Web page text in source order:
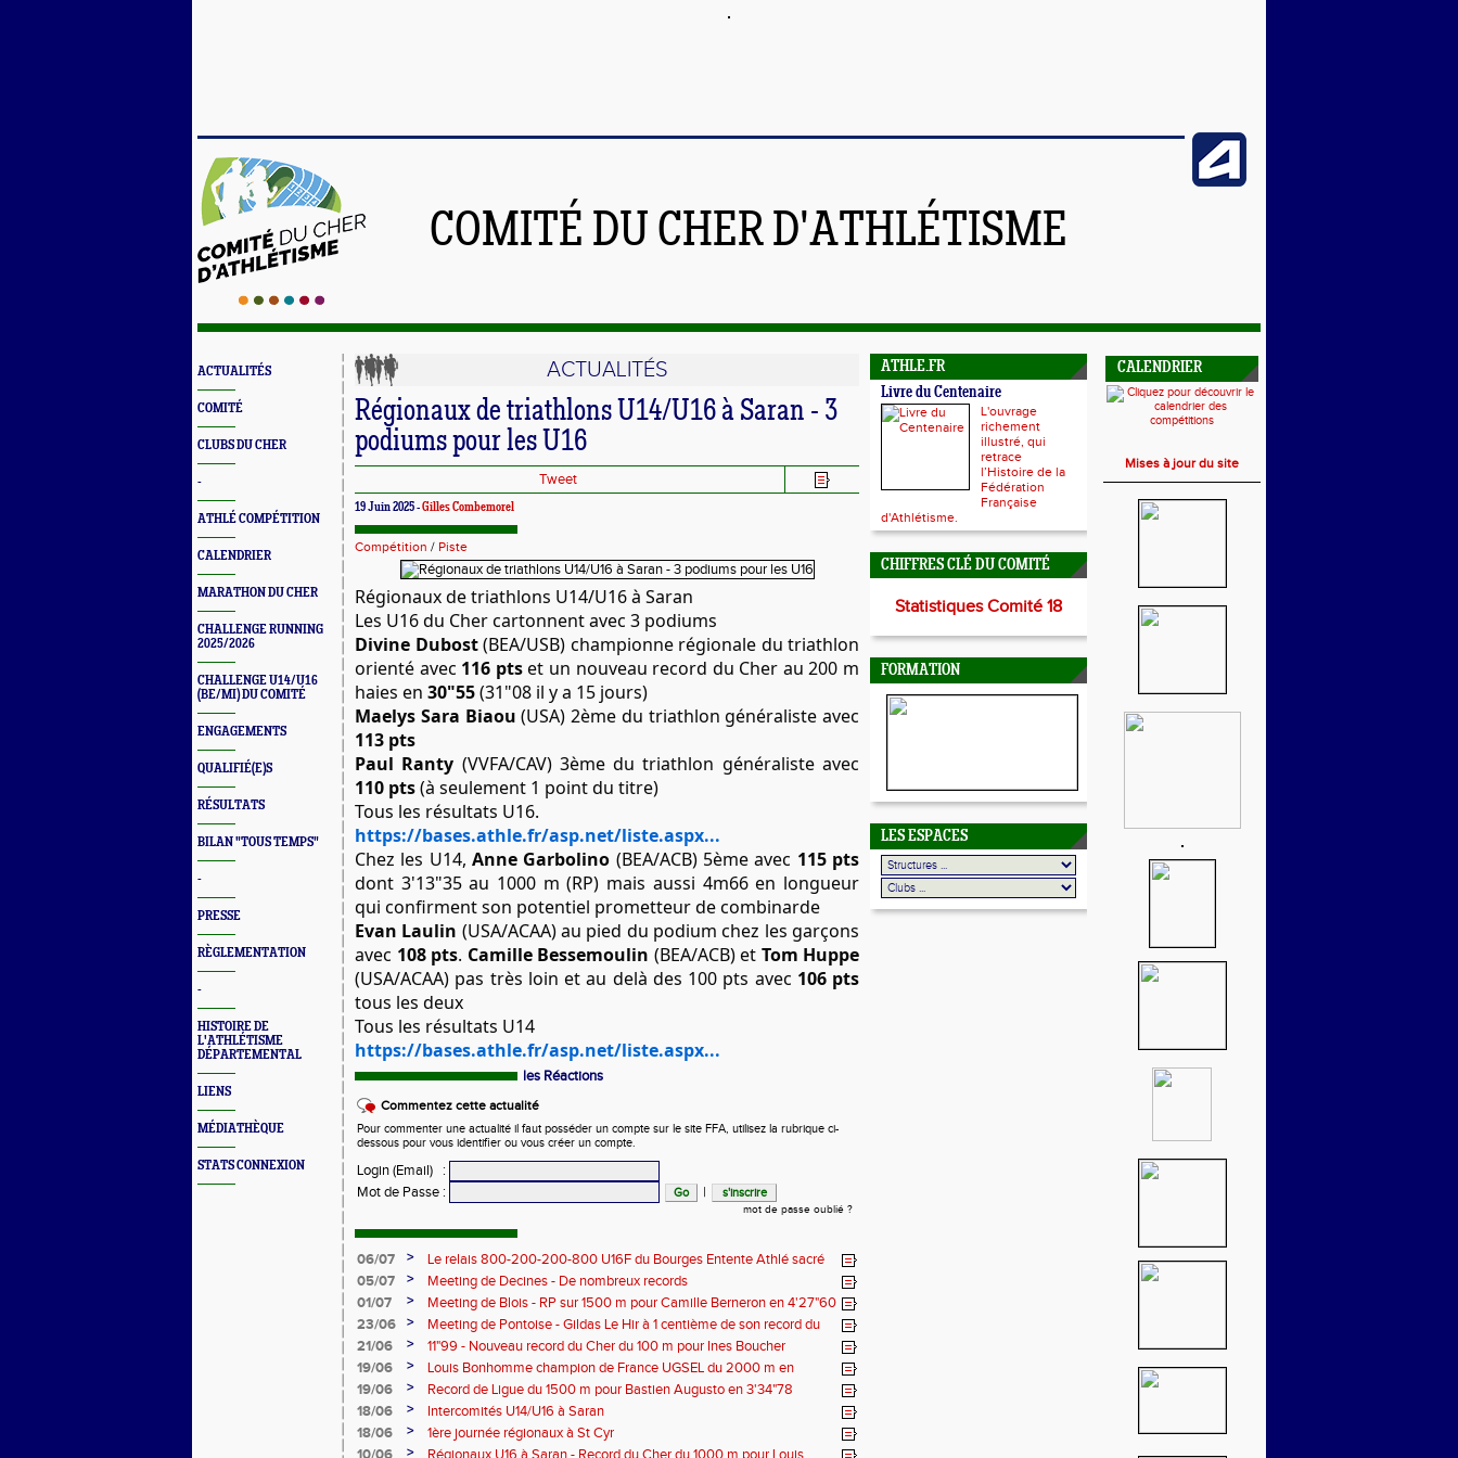
COMITÉ DU CHER D'ATHLÉTISME
ACTUALITÉS
COMITÉ
CLUBS DU CHER
-
ATHLÉ COMPÉTITION
CALENDRIER
MARATHON DU CHER
CHALLENGE RUNNING
2025/2026
CHALLENGE U14/U16
(BE/MI) DU COMITÉ
ENGAGEMENTS
QUALIFIÉ(E)S
RÉSULTATS
BILAN "TOUS TEMPS"
-
PRESSE
RÈGLEMENTATION
-
HISTOIRE DE
L'ATHLÉTISME
DÉPARTEMENTAL
LIENS
MÉDIATHÈQUE
STATS CONNEXION
ACTUALITÉS
Régionaux de triathlons U14/U16 à Saran - 3
podiums pour les U16
Tweet
19 Juin 2025 -Gilles Combemorel
Compétition / Piste
Régionaux de triathlons U14/U16 à Saran
Les U16 du Cher cartonnent avec 3 podiums
Divine Dubost(BEA/USB) championne régionale du triathlon
orienté avec 116 ptset un nouveau record du Cher au 200 m
haies en 30"55(31"08 il y a 15 jours)
Maelys Sara Biaou (USA) 2ème du triathlon généraliste avec
113 pts
Paul Ranty (VVFA/CAV) 3ème du triathlon généraliste avec
110 pts(à seulement 1 point du titre)
Tous les résultats U16.
https://bases.athle.fr/asp.net/liste.aspx...
Chez les U14, Anne Garbolino (BEA/ACB) 5ème avec 115 pts
dont 3'13"35 au 1000 m (RP) mais aussi 4m66 en longueur
qui confirment son potentiel prometteur de combinarde
Evan Laulin (USA/ACAA) au pied du podium chez les garçons
avec 108 pts. Camille Bessemoulin (BEA/ACB) et Tom Huppe
(USA/ACAA) pas très loin et au delà des 100 pts avec 106 pts
tous les deux
Tous les résultats U14
https://bases.athle.fr/asp.net/liste.aspx...
les Réactions
Commentez cette actualité
Pour commenter une actualité il faut posséder un compte sur le site FFA, utilisez la rubrique ci-
dessous pour vous identifier ou vous créer un compte.
Login (Email)
:
Mot de Passe : |
mot de passe oublié ?
06/07 >
Le relais 800-200-200-800 U16F du Bourges Entente Athlé sacré
champion de France
05/07 >
Meeting de Decines - De nombreux records
01/07
>
Meeting de Blois - RP sur 1500 m pour Camille Berneron en 4'27"60
23/06
>
Meeting de Pontoise - Gildas Le Hir à 1 centième de son record du
Cher sur 800 m
21/06 >
11"99 - Nouveau record du Cher du 100 m pour Ines Boucher
19/06
>
Louis Bonhomme champion de France UGSEL du 2000 m en
5'45"83
19/06 >
Record de Ligue du 1500 m pour Bastien Augusto en 3'34"78
18/06
>
Intercomités U14/U16 à Saran
18/06
>
1ère journée régionaux à St Cyr
>
ATHLE.FR
Livre du Centenaire
L'ouvrage
richement
illustré, qui
retrace
l’Histoire de la
Fédération
Française
d'Athlétisme.
CHIFFRES CLÉ DU COMITÉ
Statistiques Comité 18
FORMATION
LES ESPACES
CALENDRIER
Mises à jour du site